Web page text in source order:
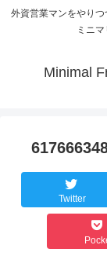
外資営業マンをやりつ
ミニ
Minimal
Twitter